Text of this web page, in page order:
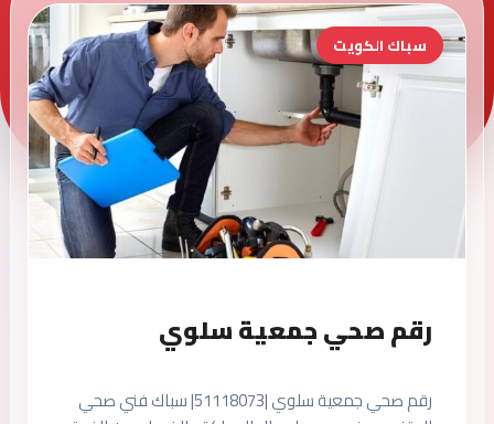
سباك الكويت
رقم صحي جمعية سلوي
رقم صحي جمعية سلوي |51118073| سباك فني صحي